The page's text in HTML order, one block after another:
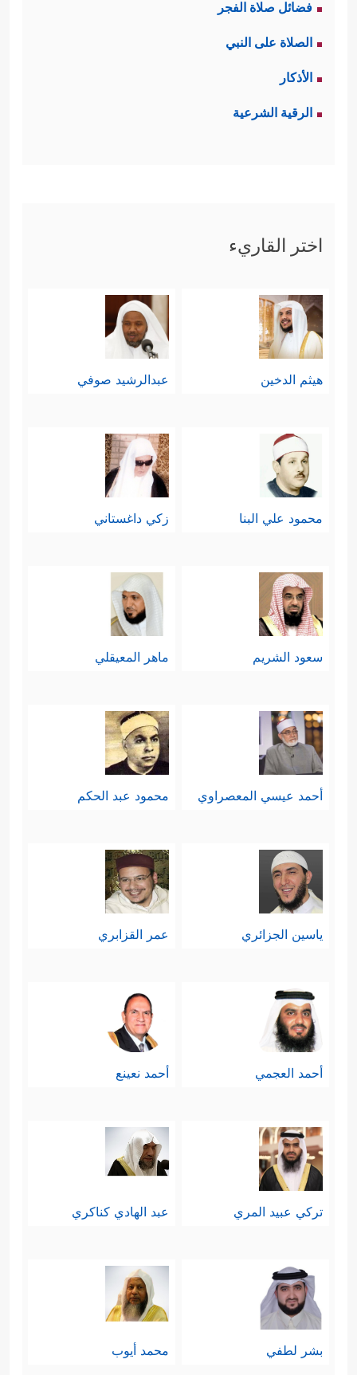
فضائل صلاة الفجر
الصلاة على النبي
الأذكار
الرقية الشرعية
اختر القاريء
هيثم الدخين عبدالرشيد صوفي
محمود علي البنا زكي داغستاني
سعود الشريم ماهر المعيقلي
أحمد عيسي المعصراوي محمود عبد الحكم
ياسين الجزائري عمر القزابري
أحمد العجمي أحمد نعينع
تركي عبيد المري عبد الهادي كناكري
بشر لطفي محمد أيوب